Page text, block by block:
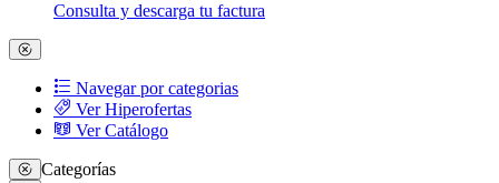
Consulta y descarga tu factura
Navegar por categorias
Ver Hiperofertas
Ver Catálogo
Categorías